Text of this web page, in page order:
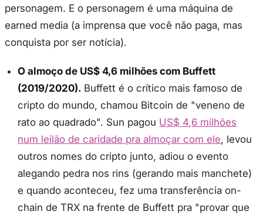
personagem. E o personagem é uma máquina de
earned media (a imprensa que você não paga, mas
conquista por ser notícia).
O almoço de US$ 4,6 milhões com Buffett
(2019/2020). Buffett é o crítico mais famoso de
cripto do mundo, chamou Bitcoin de "veneno de
rato ao quadrado". Sun pagou US$ 4,6 milhões
num leilão de caridade pra almoçar com ele, levou
outros nomes do cripto junto, adiou o evento
alegando pedra nos rins (gerando mais manchete)
e quando aconteceu, fez uma transferência on-
chain de TRX na frente de Buffett pra "provar que